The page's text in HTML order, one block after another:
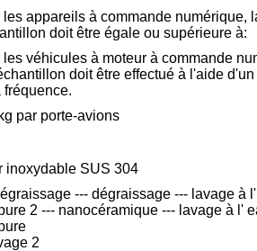
les appareils à commande numérique,
doit être égale ou supérieure à:
les véhicules à moteur à commande
doit être effectué à l'aide
fréquence.
par porte-avions
inoxydable SUS 304
--- dégraissage --- lavage à
2 --- nanocéramique --- lavage à l'
2